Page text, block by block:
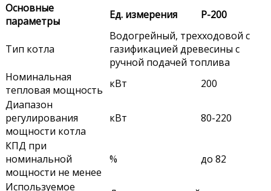
Основные
параметры
Ед. измерения Р-200
Тип котла
Водогрейный, трехходовой с
газификацией древесины с
ручной подачей топлива
Номинальная
тепловая мощность кВт
200
Диапазон
регулирования
мощности котла
кВт 80-220
КПД при
номинальной
мощности не менее
% до 82
Используемое